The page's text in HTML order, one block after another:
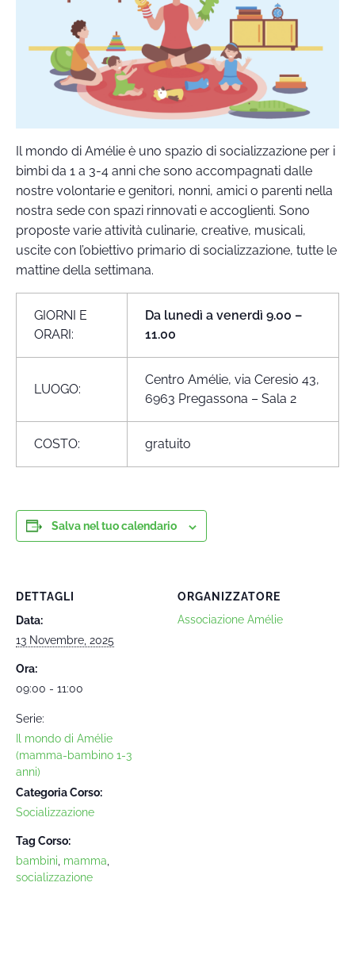
Il mondo di Amélie è uno spazio di socializzazione per i
bimbi da 1 a 3-4 anni che sono accompagnati dalle
nostre volontarie e genitori, nonni, amici o parenti nella
nostra sede con spazi rinnovati e accoglienti. Sono
proposte varie attività culinarie, creative, musicali,
uscite con l’obiettivo primario di socializzazione, tutte le
mattine della settimana.
GIORNI E
ORARI:
Da lunedì a venerdì 9.00 –
11.00
LUOGO:
Centro Amélie, via Ceresio 43,
6963 Pregassona – Sala 2
COSTO: gratuito
Salva nel tuo calendario
DETTAGLI
Data:
13 Novembre, 2025
Ora:
09:00 - 11:00
Serie:
Il mondo di Amélie
(mamma-bambino 1-3
anni)
Categoria Corso:
Socializzazione
Tag Corso:
bambini mamma
socializzazione
ORGANIZZATORE
Associazione Amélie